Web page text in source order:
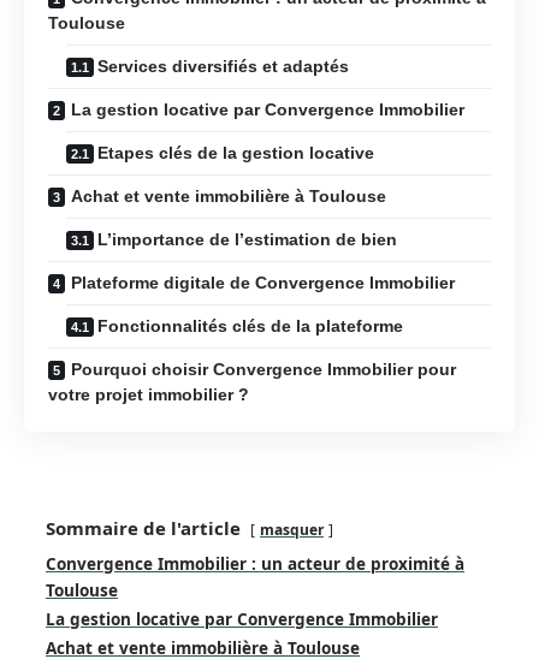
Toulouse
Services diversifiés et adaptés
La gestion locative par Convergence Immobilier
Etapes clés de la gestion locative
Achat et vente immobilière à Toulouse
L’importance de l’estimation de bien
Plateforme digitale de Convergence Immobilier
Fonctionnalités clés de la plateforme
Pourquoi choisir Convergence Immobilier pour
votre projet immobilier ?
Sommaire de l'article masquer
Convergence Immobilier : un acteur de proximité à
Toulouse
La gestion locative par Convergence Immobilier
Achat et vente immobilière à Toulouse